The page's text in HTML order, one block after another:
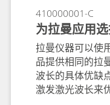
410000001-C
为拉曼应用
拉曼仪器可以使
品提供相同的拉
波长的具体优缺
激发激光波长来